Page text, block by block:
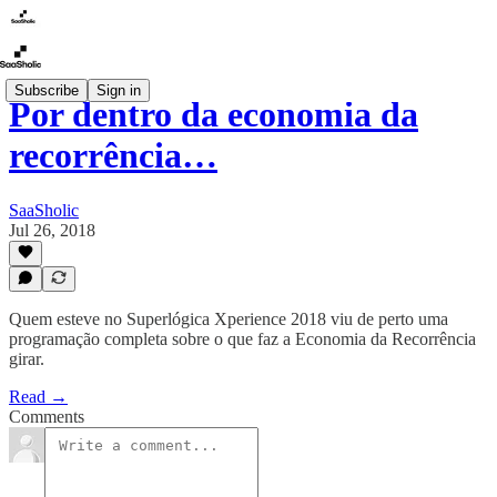
Subscribe Sign in
Por dentro da economia da
recorrência…
SaaSholic
Jul 26, 2018
Quem esteve no Superlógica Xperience 2018 viu de perto uma
programação completa sobre o que faz a Economia da Recorrência
girar.
Read →
Comments